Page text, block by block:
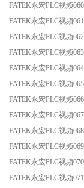
FATEK永宏PLC视频
FATEK永宏PLC视频
FATEK永宏PLC视频
FATEK永宏PLC视频
FATEK永宏PLC视频
FATEK永宏PLC视频
FATEK永宏PLC视频
FATEK永宏PLC视频
FATEK永宏PLC视频
FATEK永宏PLC视频
FATEK永宏PLC视频
FATEK永宏PLC视频